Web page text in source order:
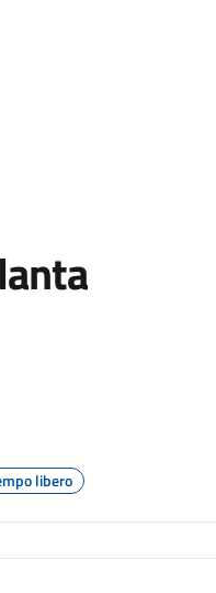
libero